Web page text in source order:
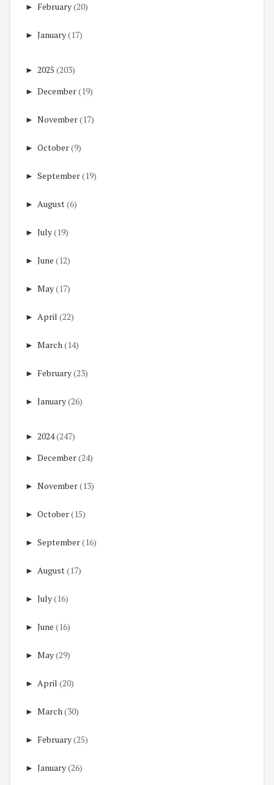
► February(20)
► January(17)
► 2025 (203)
► December(19)
► November(17)
► October(9)
► September(19)
► August(6)
► July(19)
► June (12)
► May(17)
► April (22)
► March(14)
► February(23)
► January(26)
► 2024(247)
► December(24)
► November(13)
► October(15)
► September(16)
► August(17)
► July(16)
► June (16)
► May(29)
► April (20)
► March(30)
► February(25)
► January(26)